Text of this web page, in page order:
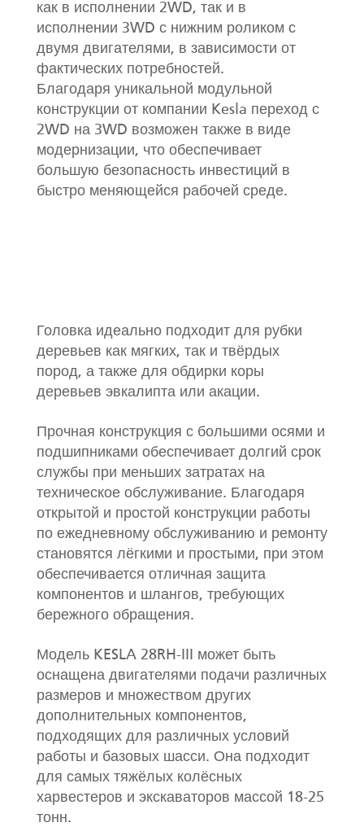
как в исполнении 2WD, так и в
исполнении 3WD с нижним роликом с
двумя двигателями, в зависимости от
фактических потребностей.
Благодаря уникальной модульной
конструкции от компании Kesla переход с
2WD на 3WD возможен также в виде
модернизации, что обеспечивает
большую безопасность инвестиций в
быстро меняющейся рабочей среде.
Головка идеально подходит для рубки
деревьев как мягких, так и твёрдых
пород, а также для обдирки коры
деревьев эвкалипта или акации.
Прочная конструкция с большими осями и
подшипниками обеспечивает долгий срок
службы при меньших затратах на
техническое обслуживание. Благодаря
открытой и простой конструкции работы
по ежедневному обслуживанию и ремонту
становятся лёгкими и простыми, при этом
обеспечивается отличная защита
компонентов и шлангов, требующих
бережного обращения.
Модель KESLA 28RH-III может быть
оснащена двигателями подачи различных
размеров и множеством других
дополнительных компонентов,
подходящих для различных условий
работы и базовых шасси. Она подходит
для самых тяжёлых колёсных
харвестеров и экскаваторов массой 18-25
тонн.